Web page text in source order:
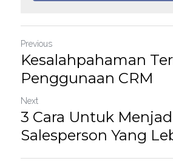
Previous
Kesalahpahaman
Penggunaan CRM
Next
3 Cara Untuk
Salesperson Yang